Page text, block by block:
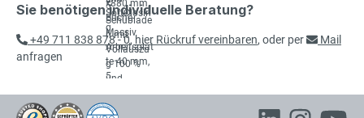
Sie benötigen individuelle Beratung?
+49 711 838 878 - 0,hier Rückruf vereinbaren, oder per
Mail
anfragen